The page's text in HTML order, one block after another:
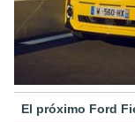
El próximo Ford